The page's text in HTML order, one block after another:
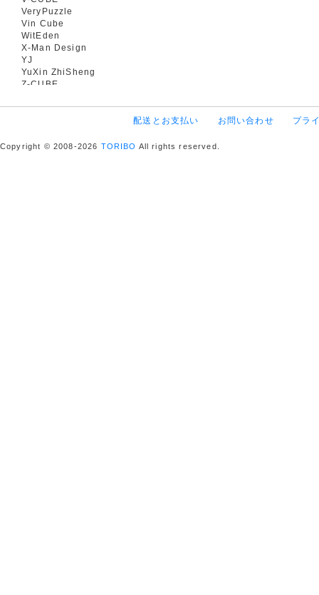
VeryPuzzle
Vin Cube
WitEden
X-Man Design
YJ
YuXin ZhiSheng
Z-CUBE
配送とお支払い お問い合わせ プラ
Copyright © 2008-2026 TORIBO All rights reserved.